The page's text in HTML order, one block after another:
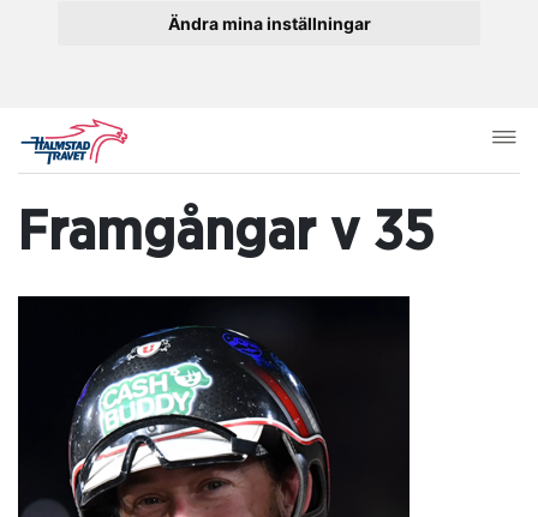
Ändra mina inställningar
Framgångar v 35